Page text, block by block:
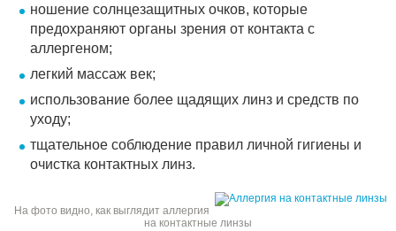
ношение солнцезащитных очков, которые
предохраняют органы зрения от контакта с
аллергеном;
легкий массаж век;
использование более щадящих линз и средств по
уходу;
тщательное соблюдение правил личной гигиены и
очистка контактных линз.
На фото видно, как выглядит аллергия
на контактные линзы